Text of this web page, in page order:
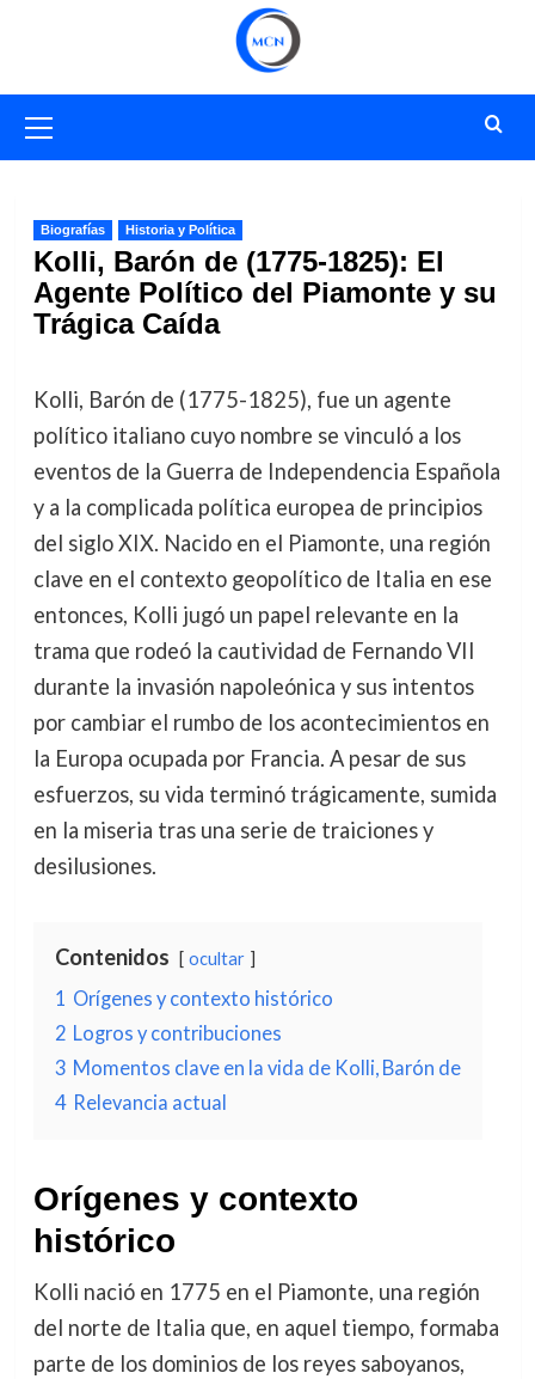
primario
Biografías Historia y Política
Kolli, Barón de (1775-1825): El
Agente Político del Piamonte y su
Trágica Caída
Kolli, Barón de (1775-1825), fue un agente
político italiano cuyo nombre se vinculó a los
eventos de la Guerra de Independencia Española
y a la complicada política europea de principios
del siglo XIX. Nacido en el Piamonte, una región
clave en el contexto geopolítico de Italia en ese
entonces, Kolli jugó un papel relevante en la
trama que rodeó la cautividad de Fernando VII
durante la invasión napoleónica y sus intentos
por cambiar el rumbo de los acontecimientos en
la Europa ocupada por Francia. A pesar de sus
esfuerzos, su vida terminó trágicamente, sumida
en la miseria tras una serie de traiciones y
desilusiones.
Contenidos ocultar
1 Orígenes y contexto histórico
2 Logros y contribuciones
3 Momentos clave en la vida de Kolli, Barón de
4 Relevancia actual
Orígenes y contexto
histórico
Kolli nació en 1775 en el Piamonte, una región
del norte de Italia que, en aquel tiempo, formaba
parte de los dominios de los reyes saboyanos,